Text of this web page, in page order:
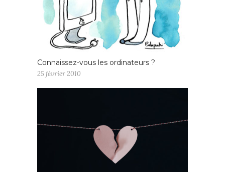
Connaissez-vous les ordinateurs ?
25 février 2010